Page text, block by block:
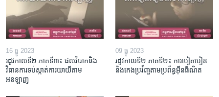
16 ធ្នូ 2023
រដូវកាលទី២ ភាគទី៣៖ ផល​វិបាក​និង​
វិធានការ​ទប់ស្កាត់​ការ​យាយី​តាម​
អនឡាញ
09 ធ្នូ 2023
រដូវកាលទី២ ភាគទី២៖ ការបៀតបៀន
និងកេងប្រវ័ញ្ចតាមប្រព័ន្ធអ៊ីនធឺណិត